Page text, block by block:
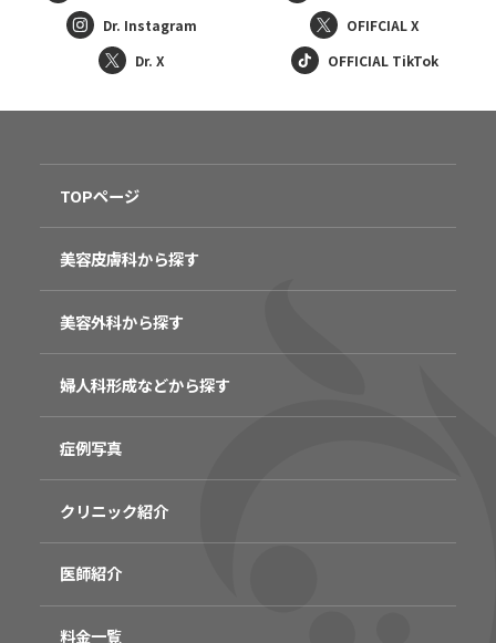
Dr. Instagram
OFIFCIAL X
Dr. X
OFFICIAL TikTok
TOPページ
美容皮膚科から探す
美容外科から探す
婦人科形成などから探す
症例写真
クリニック紹介
医師紹介
料金一覧